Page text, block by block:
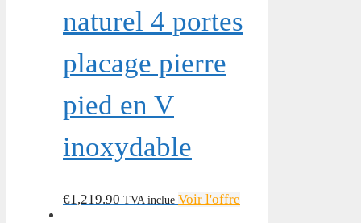
naturel 4 portes
placage pierre
pied en V
inoxydable
€1,219.90 TVA inclue Voir l'offre